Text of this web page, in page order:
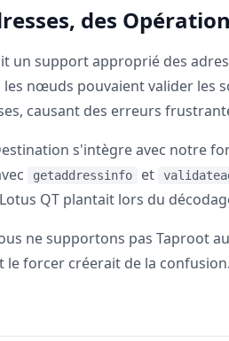
des
un support approprié des
les nœuds pouvaient valider les
causant des erreurs
s'intègre avec notre
getaddressinfo et
QT plantait lors du
ne supportons pas Taproot
le forcer créerait de la